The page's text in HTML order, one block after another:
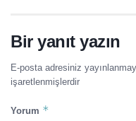
Bir yanıt yazın
E-posta adresiniz
işaretlenmişlerdir
Yorum *